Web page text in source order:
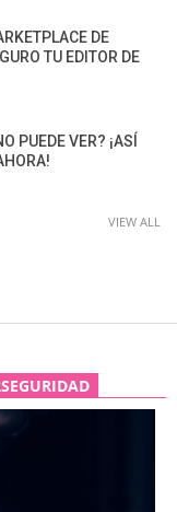
DE
TU EDITOR DE
PUEDE VER? ¡ASÍ
VIEW ALL